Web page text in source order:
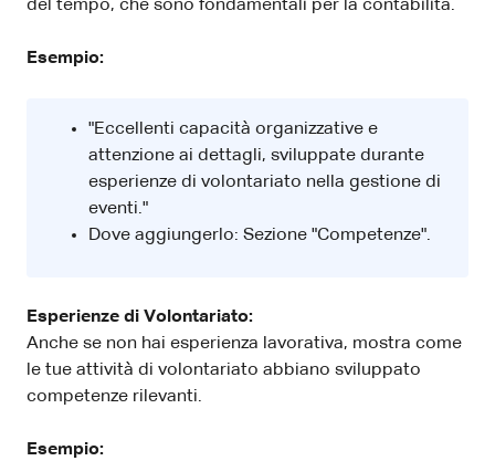
del tempo, che sono fondamentali per la contabilità.
Esempio:
"Eccellenti capacità organizzative e
attenzione ai dettagli, sviluppate durante
esperienze di volontariato nella gestione di
eventi."
Dove aggiungerlo: Sezione "Competenze".
Esperienze di Volontariato:
Anche se non hai esperienza lavorativa, mostra come
le tue attività di volontariato abbiano sviluppato
competenze rilevanti.
Esempio: